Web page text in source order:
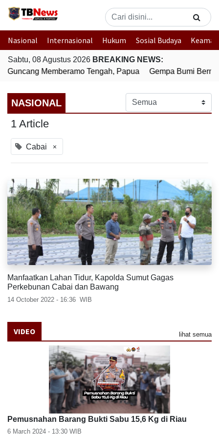
Nasional Internasional Hukum Sosial Budaya
Sabtu, 08 Agustus 2026 BREAKING NEWS:
Memberamo Tengah, Papua
Gempa Bumi
NASIONAL
1 Article
Cabai ×
Manfaatkan Lahan Tidur, Kapolda Sumut Gagas
Perkebunan Cabai dan Bawang
14 October 2022 - 16:36 WIB
VIDEO lihat semua
Pemusnahan Barang Bukti Sabu 15,6 Kg di Riau
6 March 2024 - 13:30 WIB